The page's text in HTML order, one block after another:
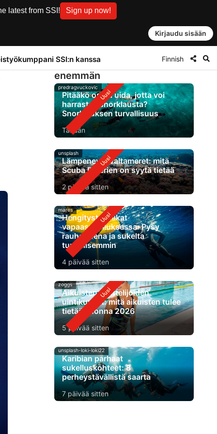
latest from SSI! Sign up now!
Kirjaudu sisään
SSI:n kanssa Finnish
enemmän
predragvuckovic
Pitääkö osata uida, jotta voi
harrastaa snorklausta?
Snorklauksen turvallisuus
Tänään
unsplash
Lämpenevät valtameret: mitä
Scuba Diverien on syytä tietää
2 päivää sitten
mares
Hengitystekniikat
vapaasukelluksessa: Pysy
rauhallisena ja sukelta
turvallisemmin
4 päivää sitten
zoggs
Aikuisten aloittelijoiden
uintikurssit: mitä aikuisten tulee
tietää vuonna 2026
5 päivää sitten
unsplash-loki-loki22
Karibian parhaat
sukelluskohteet: 8
perheystävällistä saarta
7 päivää sitten